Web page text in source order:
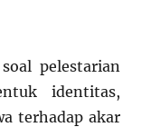
pelestarian
identitas,
terhadap akar